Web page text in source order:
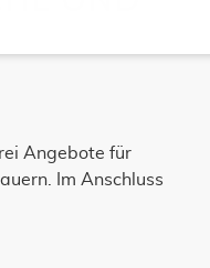
Angebote für
Im Anschluss